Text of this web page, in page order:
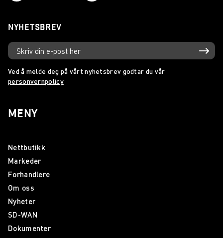
NYHETSBREV
Ved å melde deg på vårt nyhetsbrev godtar du vår
personvernpolicy
MENY
Nettbutikk
Markeder
Forhandlere
Om oss
Nyheter
SD-WAN
Dokumenter